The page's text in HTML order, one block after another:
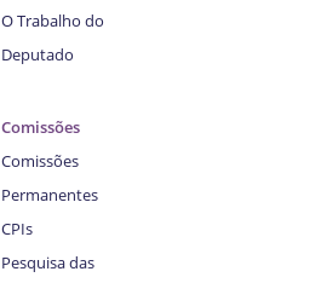
O Trabalho do
Deputado
Comissões
Comissões
Permanentes
CPIs
Pesquisa das